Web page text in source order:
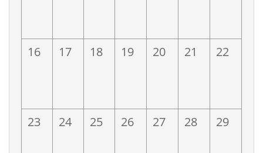
16 17 18 19 20 21 22
23 24 25 26 27 28 29